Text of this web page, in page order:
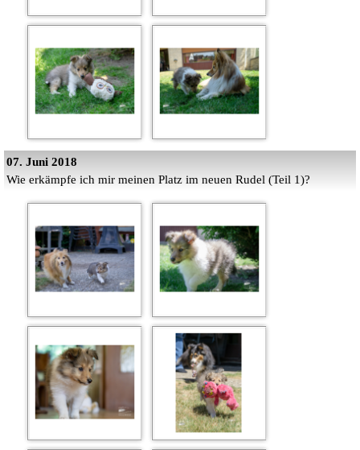
07. Juni 2018
Wie erkämpfe ich mir meinen Platz im neuen Rudel (Teil 1)?